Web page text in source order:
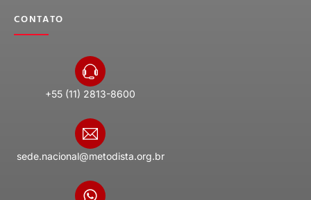
CONTATO
+55 (11) 2813-8600
sede.nacional@metodista.org.br